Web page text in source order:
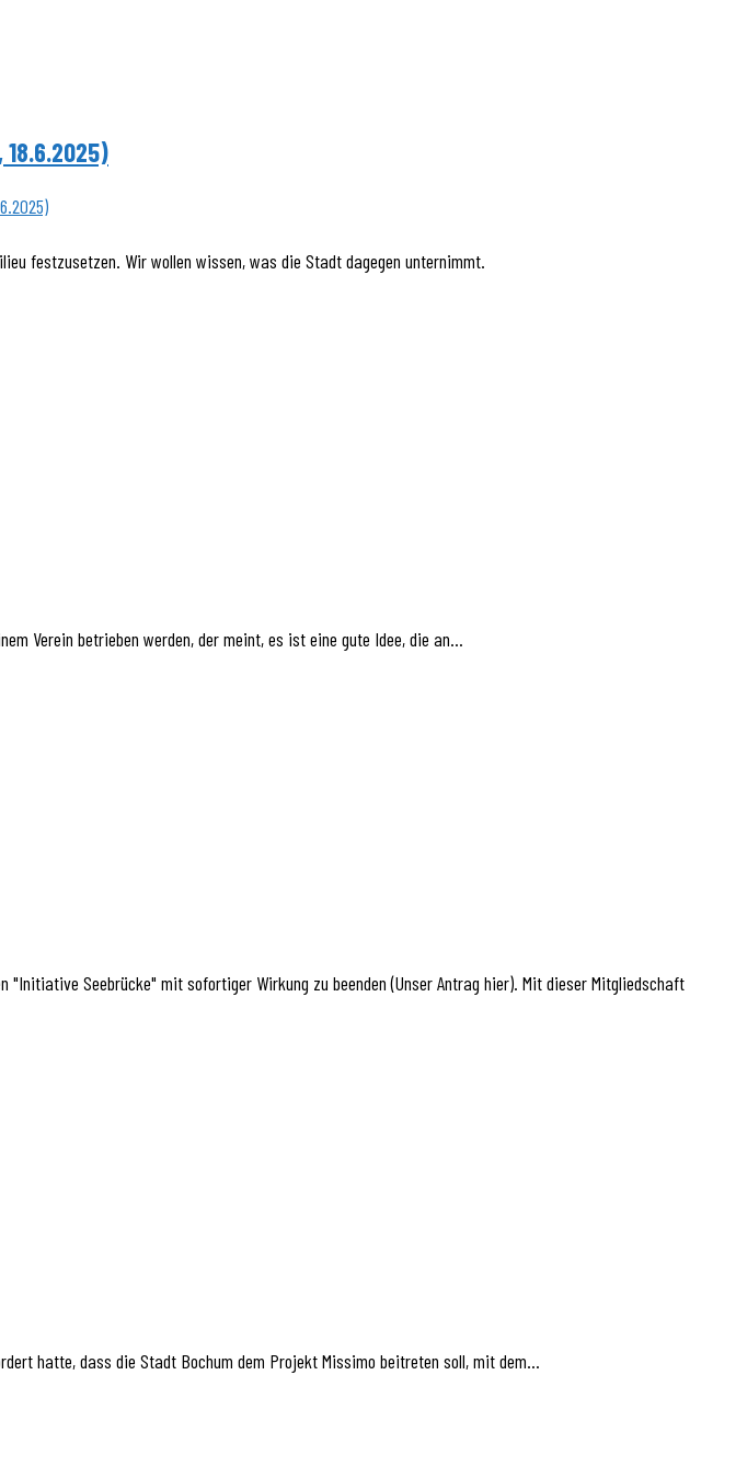
festzusetzen. Wir wollen wissen, was die Stadt dagegen unternimmt.
Verein betrieben werden, der meint, es ist eine gute Idee, die an…
Seebrücke" mit sofortiger Wirkung zu beenden (Unser Antrag hier). Mit dieser Mitgliedschaft
hatte, dass die Stadt Bochum dem Projekt Missimo beitreten soll, mit dem…